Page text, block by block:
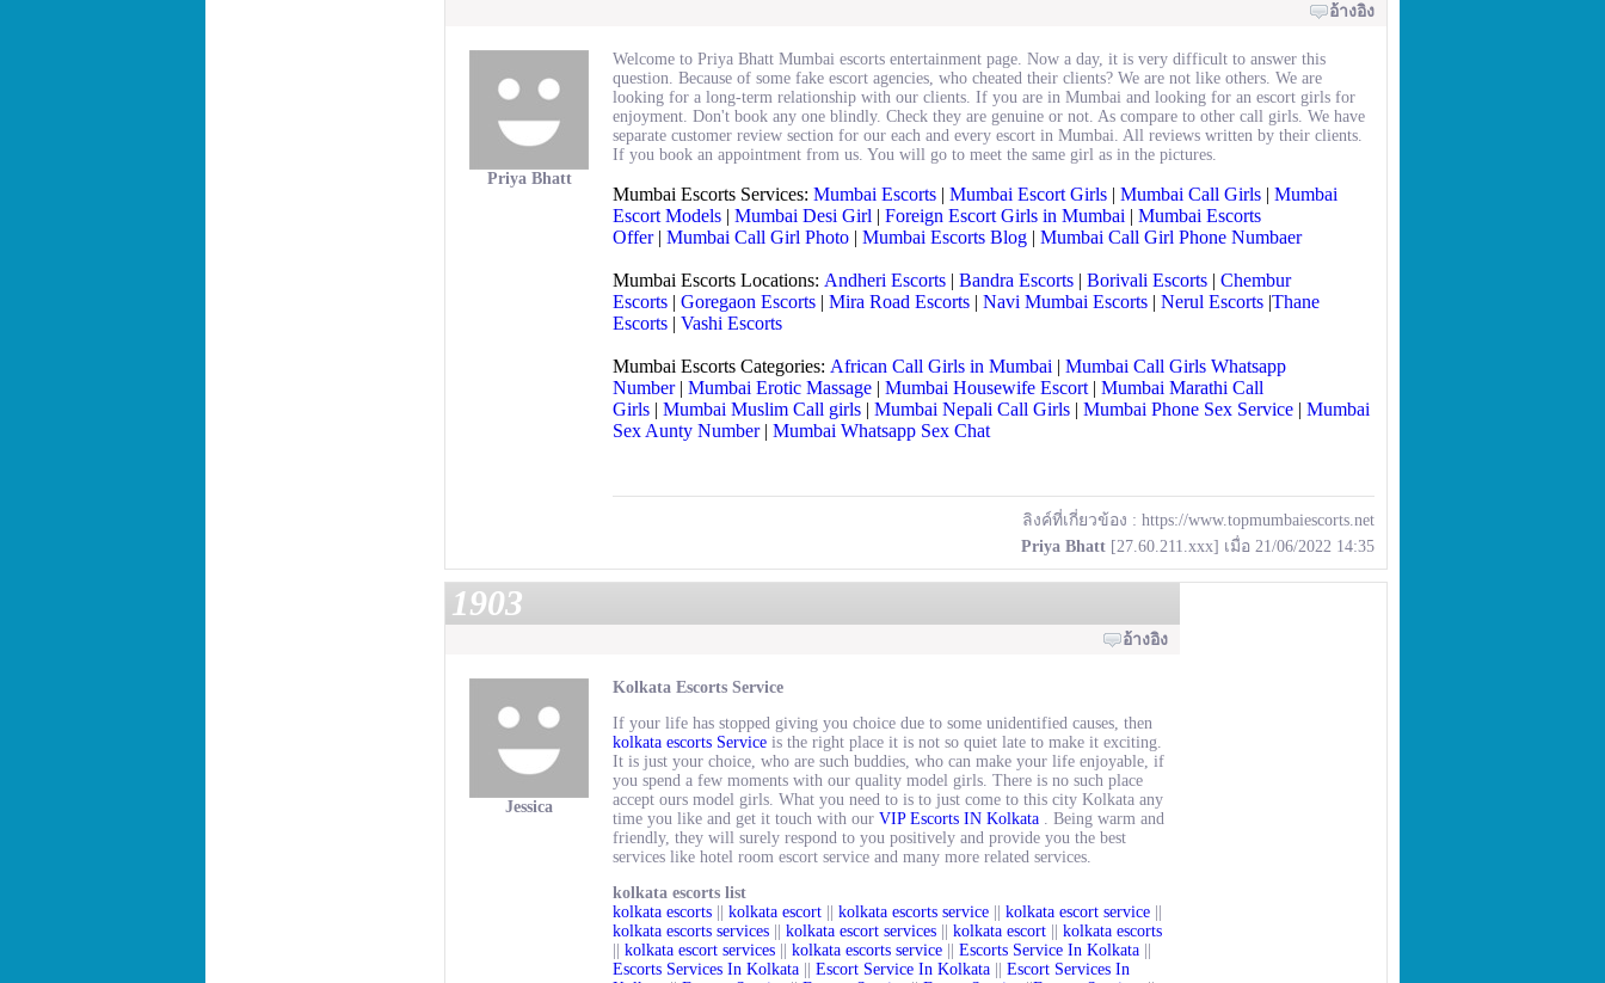
อ้างอิง
Priya Bhatt
Welcome to Priya Bhatt Mumbai escorts entertainment page. Now a day, it is very difficult to answer this
question. Because of some fake escort agencies, who cheated their clients? We are not like others. We are
looking for a long-term relationship with our clients. If you are in Mumbai and looking for an escort girls for
enjoyment. Don't book any one blindly. Check they are genuine or not. As compare to other call girls. We have
separate customer review section for our each and every escort in Mumbai. All reviews written by their clients.
If you book an appointment from us. You will go to meet the same girl as in the pictures.
Mumbai Escorts Services: Mumbai Escorts | Mumbai Escort Girls | Mumbai Call Girls | Mumbai
Escort Models | Mumbai Desi Girl | Foreign Escort Girls in Mumbai | Mumbai Escorts
Offer| Mumbai Call Girl Photo | Mumbai Escorts Blog | Mumbai Call Girl Phone Numbaer
Mumbai Escorts Locations: Andheri Escorts | Bandra Escorts | Borivali Escorts | Chembur
Escorts | Goregaon Escorts | Mira Road Escorts | Navi Mumbai Escorts | Nerul Escorts |Thane
Escorts | Vashi Escorts
Mumbai Escorts Categories: African Call Girls in Mumbai | Mumbai Call Girls Whatsapp
Number| Mumbai Erotic Massage | Mumbai Housewife Escort | Mumbai Marathi Call
Girls | Mumbai Muslim Call girls | Mumbai Nepali Call Girls | Mumbai Phone Sex Service | Mumbai
Sex Aunty Number| Mumbai Whatsapp Sex Chat
ลิงค์ที่เกี่ยวข้อง : https://www.topmumbaiescorts.net
Priya Bhatt [27.60.211.xxx] เมื่อ 21/06/2022 14:35
1903
อ้างอิง
Jessica
Kolkata Escorts Service
If your life has stopped giving you choice due to some unidentified causes, then
kolkata escorts Service is the right place it is not so quiet late to make it exciting.
It is just your choice, who are such buddies, who can make your life enjoyable, if
you spend a few moments with our quality model girls. There is no such place
accept ours model girls. What you need to is to just come to this city Kolkata any
time you like and get it touch with our VIP Escorts IN Kolkata . Being warm and
friendly, they will surely respond to you positively and provide you the best
services like hotel room escort service and many more related services.
kolkata escorts list
kolkata escorts
kolkata escort kolkata escorts service kolkata escort service
kolkata escorts services
kolkata escort services kolkata escort
kolkata escorts
kolkata escort services kolkata escorts service Escorts Service In Kolkata
Escorts Services In Kolkata
Escort Service In Kolkata
Escort Services In